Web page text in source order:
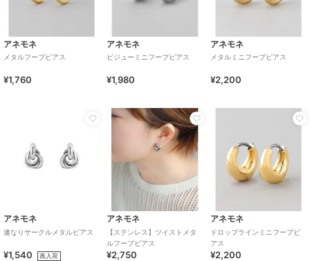
アネモネ
メタルフープピアス
¥1,760
アネモネ
ビジューミニフープピアス
¥1,980
アネモネ
メタルミニフープピアス
¥2,200
アネモネ
連なりサークルメタルピアス
¥1,540 再入荷
アネモネ
【ステンレス】ツイストメタ
ルフープピアス
¥2,750
アネモネ
ドロップラインミニフープピ
アス
¥2,200